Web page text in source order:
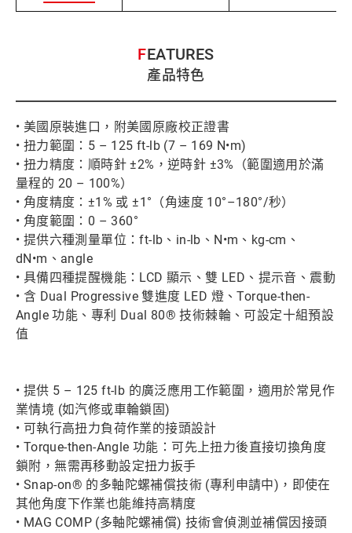
FEATURES
產品特色
• 美國原裝進口，附美國原廠校正證書
• 扭力範圍：5 – 125 ft-lb (7 – 169 N•m)
• 扭力精度：順時針 ±2%，逆時針 ±3%（範圍適用於滿
量程的 20 – 100%）
• 角度精度：±1% 或 ±1°（角速度 10°–180°/秒）
• 角度範圍：0 – 360°
• 提供六種測量單位：ft-lb、in-lb、N•m、kg-cm、
dN•m、angle
• 具備四種提醒機能：LCD 顯示、雙 LED、提示音、震動
• 含 Dual Progressive 雙進度 LED 燈、Torque-then-
Angle 功能、專利 Dual 80® 技術棘輪、可設定十組預設
值
• 提供 5 – 125 ft-lb 的廣泛應用工作範圍，適用於常見作
業情境 (如汽修或車輪鎖固)
• 可執行高扭力負荷作業的接頭設計
• Torque-then-Angle 功能：可先上扭力後直接切換角度
鎖附，無需再移動設定扭力扳手
• Snap-on® 的多軸陀螺補償技術 (專利申請中)，即使在
其他角度下作業也能維持高精度
• MAG COMP (多軸陀螺補償) 技術會偵測並補償因接頭